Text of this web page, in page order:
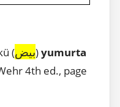
(بيض)yumurta
4th ed., page